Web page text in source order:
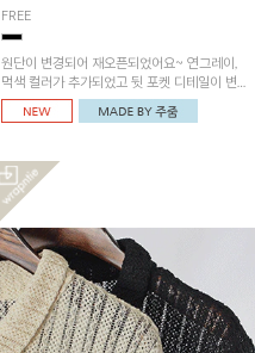
FREE
원단이 변경되어 재오픈되었어요~ 연그레이,
먹색 컬러가 추가되었고 뒷 포켓 디테일이 변
경되었습니다~가볍고 시원하게 착용되는 배
기통팬츠! 허리밴딩과 여유로운 통으로 편안해